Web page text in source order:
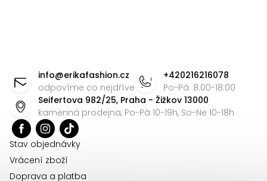
info@erikafashion.cz
odpovíme co nejdříve
+420216216078
Po-Pá: 8:00-18:00
Seifertova 982/25, Praha - Žižkov 13000
kamenná prodejna, Po-Pá 10-19h, So-Ne 10-18h
Stav objednávky
Vrácení zboží
Doprava a platba